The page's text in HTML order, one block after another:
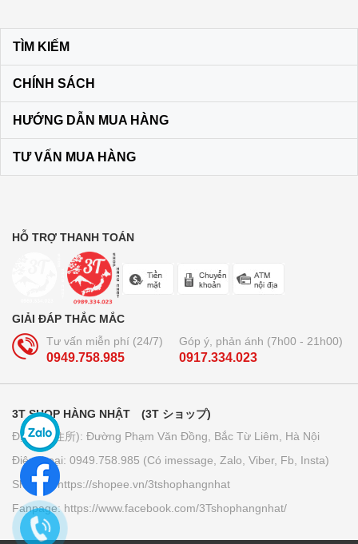
Son dưỡng môi DHC KHÔNG MÀU
120.000₫
250.000₫
210.000₫
ngòi...
Giấy thấm dầu Kose softymo - Nhật
Bản
70.000₫
Tảo vàng EX Nhật Bản (lọ đơn -...
TÌM KIẾM
CHÍNH SÁCH
HƯỚNG DẪN MUA HÀNG
TƯ VẤN MUA HÀNG
HỖ TRỢ THANH TOÁN
GIẢI ĐÁP THẮC MẮC
Tư vấn miễn phí (24/7)
0949.758.985
Góp ý, phản ánh (7h00 - 21h00)
0917.334.023
3T SHOP HÀNG NHẬT (3T ショップ)
Địa chỉ (住所): Đường Phạm Văn Đồng, Bắc Từ Liêm, Hà Nội
Điện thoại: 0949.758.985 (Có imessage, Zalo, Viber, Fb, Insta)
Shopee: https://shopee.vn/3tshophangnhat
Fanpage: https://www.facebook.com/3Tshophangnhat/